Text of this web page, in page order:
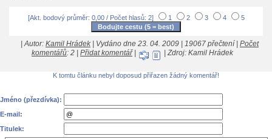
[Akt. bodový průměr: 0,00 / Počet hlasů: 2] 1 2 3 4 5
| Autor: Kamil Hrádek | Vydáno dne 23. 04. 2009 | 19067 přečtení | Počet
komentářů: 2 | Přidat komentář| | Zdroj: Kamil Hrádek
K tomtu článku nebyl doposud přiřazen žádný komentář!
Jméno (přezdívka):
E-mail:
Titulek: